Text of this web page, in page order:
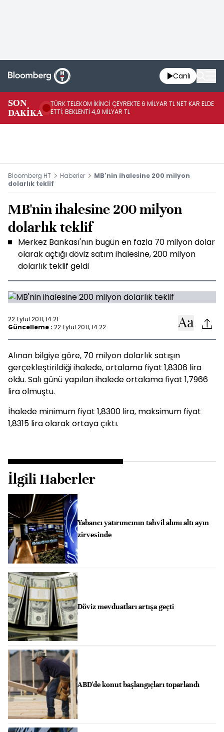
Canlı
SON
DAKİKA
TÜRK TELEKOM İKİNCİ ÇEYREKTE 6 MİLYAR TL NET KAR ELDE
ETTİ; BEKLENTİ 4,9 MİLYAR TL
Bloomberg HT Haberler
MB'nin ihalesine 200 milyon
dolarlık teklif
MB'nin ihalesine 200 milyon
dolarlık teklif
Merkez Bankası'nın bugün en fazla 70 milyon dolar
olarak açtığı döviz satım ihalesine, 200 milyon
dolarlık teklif geldi
22 Eylül 2011, 14:21
Güncelleme : 22 Eylül 2011, 14:22
Alınan bilgiye göre, 70 milyon dolarlık satışın
gerçekleştirildiği ihalede, ortalama fiyat 1,8306 lira
oldu. Salı günü yapılan ihalede ortalama fiyat 1,7966
lira olmuştu.
İhalede minimum fiyat 1,8300 lira, maksimum fiyat
1,8315 lira olarak ortaya çıktı.
İlgili Haberler
Yabancı yatırımcının tahvil alımı altı ayın
zirvesinde
Döviz mevduatları artışa geçti
ABD'de konut başlangıçları toparlandı